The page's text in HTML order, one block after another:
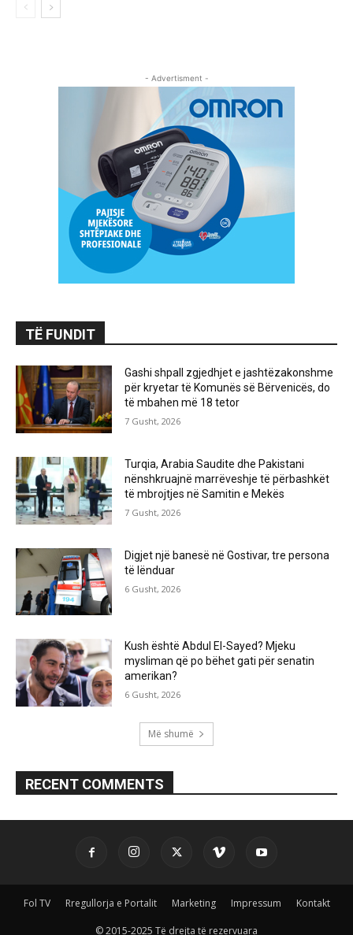
- Advertisment -
TË FUNDIT
Gashi shpall zgjedhjet e jashtëzakonshme
për kryetar të Komunës së Bërvenicës, do
të mbahen më 18 tetor
7 Gusht, 2026
Turqia, Arabia Saudite dhe Pakistani
nënshkruajnë marrëveshje të përbashkët
të mbrojtjes në Samitin e Mekës
7 Gusht, 2026
Digjet një banesë në Gostivar, tre persona
të lënduar
6 Gusht, 2026
Kush është Abdul El-Sayed? Mjeku
mysliman që po bëhet gati për senatin
amerikan?
6 Gusht, 2026
Më shumë
RECENT COMMENTS
Fol TV Rregullorja e Portalit Marketing Impressum Kontakt
© 2015-2025 Të drejta të rezervuara